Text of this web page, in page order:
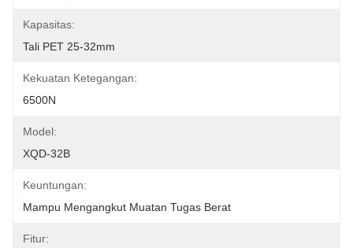
Kapasitas:
Tali PET 25-32mm
Kekuatan Ketegangan:
6500N
Model:
XQD-32B
Keuntungan:
Mampu Mengangkut Muatan Tugas Berat
Fitur: